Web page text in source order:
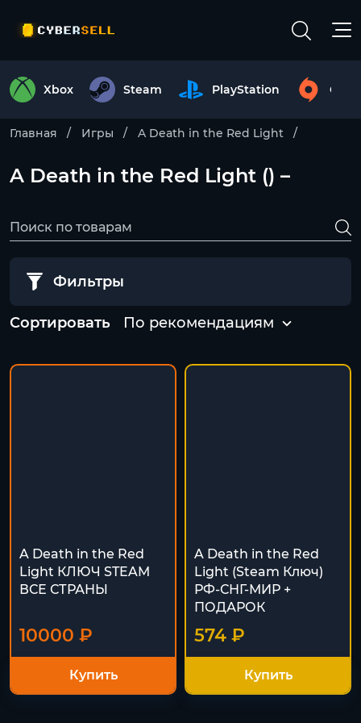
Xbox Steam PlayStation
Главная Игры A Death in the Red Light
A Death in the Red Light () –
Фильтры
Сортировать По рекомендациям
A Death in the Red
Light КЛЮЧ STEAM
ВСЕ СТРАНЫ
10000 ₽
Купить
A Death in the Red
Light (Steam Ключ)
РФ-СНГ-МИР +
ПОДАРОК
574 ₽
Купить